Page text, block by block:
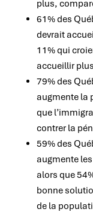
plus,
61% des
devrait
11% qui
accueillir
79% des
augmente la
que
contrer la
59% des
augmente
alors que
bonne
de la